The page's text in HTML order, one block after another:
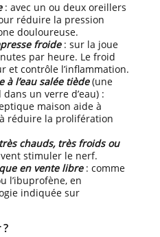
: avec un ou deux oreillers
réduire la pression
douloureuse.
froide : sur la joue
par heure. Le froid
et contrôle l’inflammation.
à l’eau salée tiède(une
un verre d’eau) :
maison aide à
réduire la prolifération
chauds, très froids ou
stimuler le nerf.
en vente libre : comme
l’ibuprofène, en
indiquée sur